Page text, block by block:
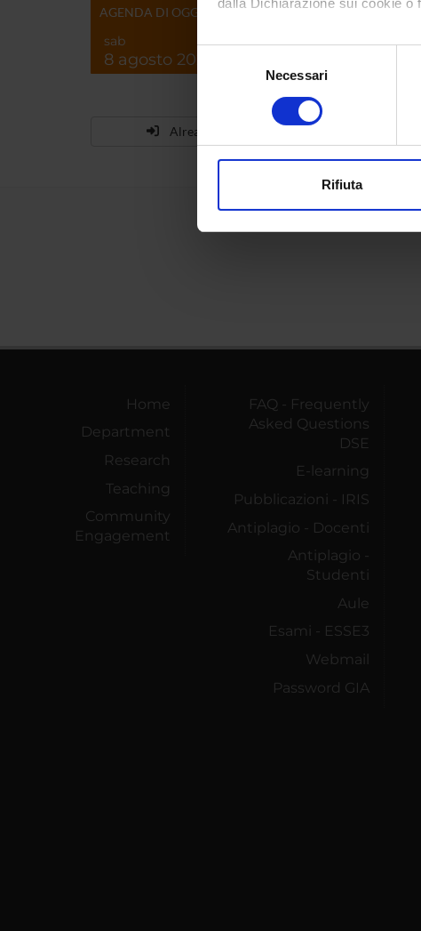
dalla Dichiarazione sui cookie o
Con il tuo consenso, vorremmo
raccogliere informazioni
digitali).
modificare o ritirare il tuo
del
Necessari
Rifiuta
AGENDA DI OGGI
sab
8 agosto 2026
Already enrolled?
Home
Department
Research
Teaching
Community
Engagement
FAQ - Frequently
Asked Questions
DSE
E-learning
Pubblicazioni - IRIS
Antiplagio - Docenti
Antiplagio -
Studenti
Aule
Esami - ESSE3
Webmail
Password GIA